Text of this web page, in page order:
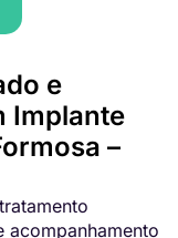
e
Implante
–
acompanhamento